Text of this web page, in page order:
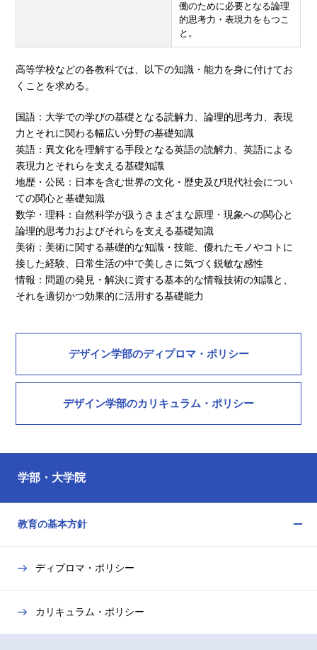
働のために必要となる論理
的思考力・表現力をもつこ
と。
高等学校などの各教科では、以下の知識・能力を身に付けてお
くことを求める。
国語：大学での学びの基礎となる読解力、論理的思考力、表現
力とそれに関わる幅広い分野の基礎知識
英語：異文化を理解する手段となる英語の読解力、英語による
表現力とそれらを支える基礎知識
地歴・公民：日本を含む世界の文化・歴史及び現代社会につい
ての関心と基礎知識
数学・理科：自然科学が扱うさまざまな原理・現象への関心と
論理的思考力およびそれらを支える基礎知識
美術：美術に関する基礎的な知識・技能、優れたモノやコトに
接した経験、日常生活の中で美しさに気づく鋭敏な感性
情報：問題の発見・解決に資する基本的な情報技術の知識と、
それを適切かつ効果的に活用する基礎能力
デザイン学部のディプロマ・ポリシー
デザイン学部のカリキュラム・ポリシー
学部・大学院
教育の基本方針
ー
閉
ディプロマ・ポリシー
カリキュラム・ポリシー